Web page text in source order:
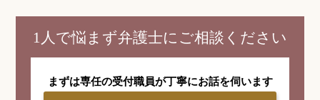
1人で悩まず弁護士にご相談ください
まずは専任の受付職員が丁寧にお話を伺います